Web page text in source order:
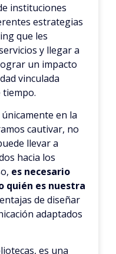
instituciones
estrategias
que les
y llegar a
un impacto
vinculada
en la
cautivar, no
llevar a
hacia los
es necesario
quién es nuestra
de diseñar
adaptados
es una